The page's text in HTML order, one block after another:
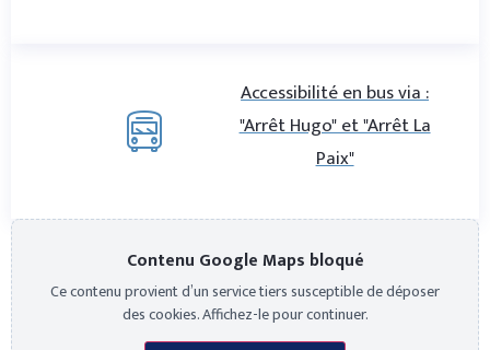
Accessibilité en bus via :
"Arrêt Hugo" et "Arrêt La
Paix"
Contenu Google Maps bloqué
Ce contenu provient d’un service tiers susceptible de déposer
des cookies. Affichez-le pour continuer.